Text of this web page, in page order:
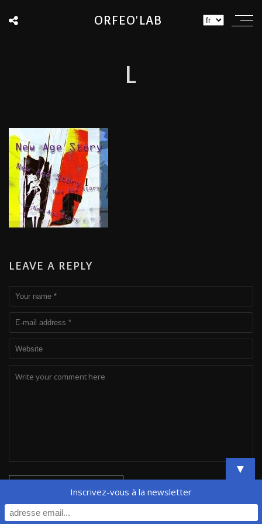
ORFEO'LAB
L
LEAVE A REPLY
▼
Inscrivez-vous à la newsletter